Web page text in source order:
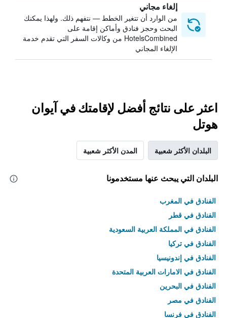
إلغاء مجاني
من الوارد أن تتغير الخطط — نتفهم ذلك. ولهذا يمكنك
البحث وحجز فنادق وأماكن إقامة على
HotelsCombined من وكالات السفر التي تقدم خدمة
الإلغاء المجاني
اعثر على نتائج أفضل لإقامتك في آيوان
هوتل
البلدان الأكثر شعبية المدن الأكثر شعبية
البلدان التي يبحث عنها مستخدمونا
الفنادق في المغرب
الفنادق في قطر
الفنادق في المملكة العربية السعودية
الفنادق في تركيا
الفنادق في إندونيسيا
الفنادق في الامارات العربية المتحدة
الفنادق في البحرين
الفنادق في مصر
الفنادق في فرنسا